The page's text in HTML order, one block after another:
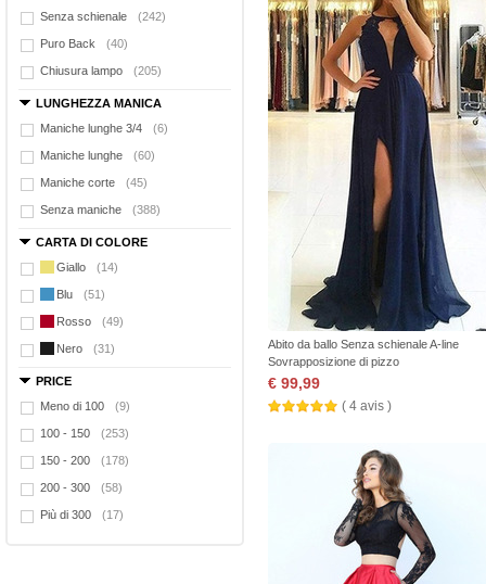
Senza schienale (242)
Puro Back (40)
Chiusura lampo (205)
LUNGHEZZA MANICA
Maniche lunghe 3/4
(6)
Maniche lunghe (60)
Maniche corte (45)
Senza maniche (388)
CARTA DI COLORE
Giallo
(14)
Blu (51)
Rosso (49)
Nero (31)
PRICE
Meno di 100
(9)
100 - 150 (253)
150 - 200 (178)
200 - 300 (58)
Più di 300 (17)
Abito da ballo Senza schienale A-line
Sovrapposizione di pizzo
€ 99,99
( 4 avis )